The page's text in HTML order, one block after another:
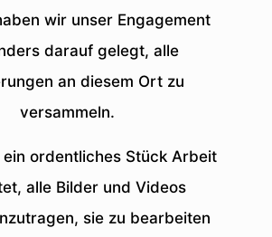
wir unser Engagement
darauf gelegt, alle
an diesem Ort zu
versammeln.
ein ordentliches Stück Arbeit
alle Bilder und Videos
sie zu bearbeiten